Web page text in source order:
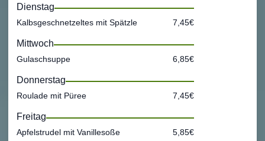
Dienstag
Kalbsgeschnetzeltes mit Spätzle 7,45€
Mittwoch
Gulaschsuppe 6,85€
Donnerstag
Roulade mit Püree 7,45€
Freitag
Apfelstrudel mit Vanillesoße 5,85€